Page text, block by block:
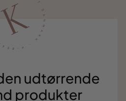
udtørrende
produkter